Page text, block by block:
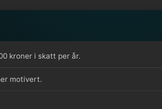
kroner i skatt per år.
motivert.